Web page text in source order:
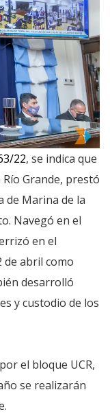
22, se indica que
Grande, prestó
de Marina de la
Navegó en el
en el
abril como
desarrolló
y custodio de los
el bloque UCR,
se realizarán